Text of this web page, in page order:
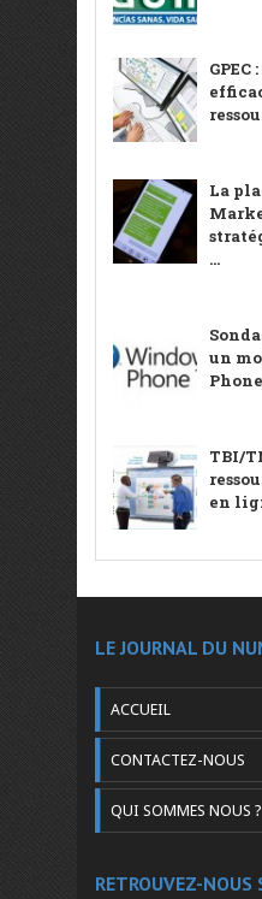
GPEC
La
...
un
TBI/
en
LE JOURNAL DU
ACCUEIL
CONTACTEZ-NOUS
QUI SOMMES NOUS ?
RETROUVEZ-NOUS